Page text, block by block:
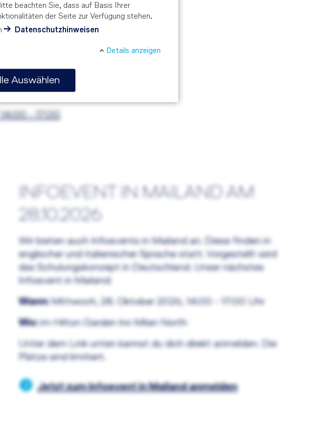
beachten Sie, dass auf Basis Ihrer
der Seite zur Verfügung stehen.
Datenschutzhinweisen
Details anzeigen
Auswählen
- 17:00
- 19:30
- 17:00
- 19:30
- 17:00
INFOEVENT IN MAILAND AM
28.10.2026
Wir bieten auch Infoevents in Mailand an. Diese finden in
englischer und italienischer Sprache statt. Vorgestellt wird
das Schulungskonzept in Deutschland. Unser nächstes
Infoevent in Mailand:
Wann:Mittwoch, 28. Oktober 2026, 14:00 - 17:00 Uhr
Wo:im Hilton Garden Inn Milan North
Unter dem Link unten kannst du dich direkt anmelden. Die
Plätze sind limitiert.
Jetzt zum Infoevent in Mailand anmelden